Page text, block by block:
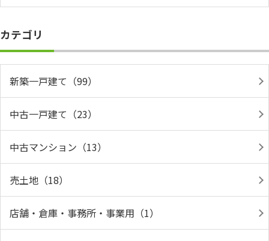
カテゴリ
新築一戸建て（99）
中古一戸建て（23）
中古マンション（13）
売土地（18）
店舗・倉庫・事務所・事業用（1）